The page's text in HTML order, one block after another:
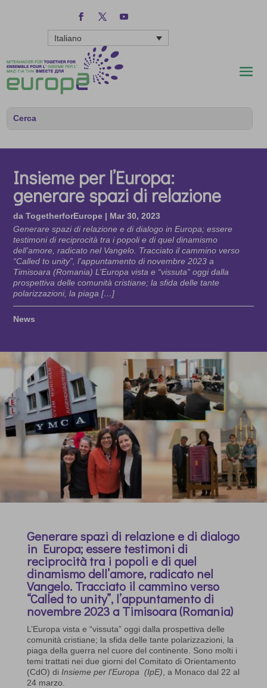
Italiano
Insieme per l’Europa:
generare spazi di relazione
daTogetherforEurope | Mar 30, 2023
Generare spazi di relazione e di dialogo in Europa; essere
testimoni di reciprocità tra i popoli e di quel dinamismo
dell’amore, radicato nel Vangelo. Tracciato il cammino verso
“Called to unity”, l’appuntamento di novembre 2023 a
Timisoara (Romania) L’Europa vista e “vissuta” oggi dalla
prospettiva delle comunità cristiane; la sfida delle tante
polarizzazioni, la piaga […]
News
Generare spazi di relazione e di dialogo
in Europa; essere testimoni di
reciprocità tra i popoli e di quel
dinamismo dell’amore, radicato nel
Vangelo. Tracciato il cammino verso
“Called to unity”, l’appuntamento di
novembre 2023 a Timisoara (Romania)
L’Europa vista e “vissuta” oggi dalla prospettiva delle
comunità cristiane; la sfida delle tante polarizzazioni, la
piaga della guerra nel cuore del continente. Sono molti i
temi trattati nei due giorni del Comitato di Orientamento
(CdO) di Insieme per l’Europa (IpE) , a Monaco dal 22 al
24 marzo.